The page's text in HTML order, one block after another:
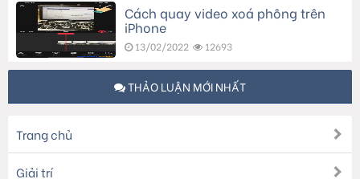
Cách quay video xoá phông trên
iPhone
13/02/2022 12693
THẢO LUẬN MỚI NHẤT
Trang chủ
Giải trí